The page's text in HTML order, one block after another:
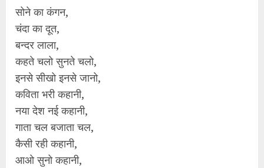
सोने का कंगन,
चंदा का दूत,
बन्दर लाला,
कहते चलो सुनते चलो,
इनसे सीखो इनसे जानो,
कविता भरी कहानी,
नया देश नई कहानी,
गाता चल बजाता चल,
कैसी रही कहानी,
आओ सुनो कहानी,